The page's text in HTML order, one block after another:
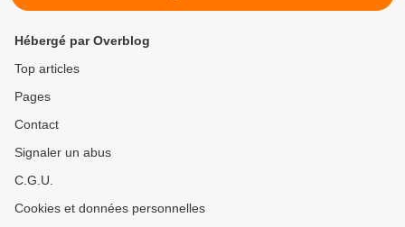
Hébergé par Overblog
Top articles
Pages
Contact
Signaler un abus
C.G.U.
Cookies et données personnelles